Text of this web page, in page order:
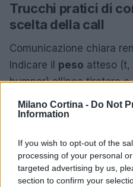
Milano Cortina - Do Not
Information
If you wish to opt-out of the
processing of your personal
targeted advertising by us,
section to confirm your
Trucchi pratici di
scelta della call
Comunicazione chiara
Indicare il peso atteso (t,
bumper) allinea tiratore
parole chiave su linea e
ambiguità. Utile una
costruire, rimuovere),
ghiaccio più prevedibile.
preferire quella che